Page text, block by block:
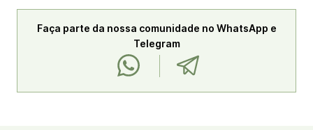
Faça parte da nossa comunidade no WhatsApp e
Telegram